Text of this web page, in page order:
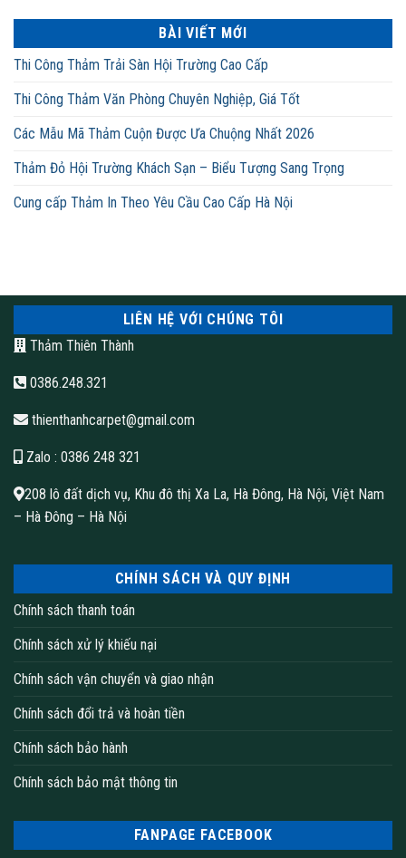
BÀI VIẾT MỚI
Thi Công Thảm Trải Sàn Hội Trường Cao Cấp
Thi Công Thảm Văn Phòng Chuyên Nghiệp, Giá Tốt
Các Mẫu Mã Thảm Cuộn Được Ưa Chuộng Nhất 2026
Thảm Đỏ Hội Trường Khách Sạn – Biểu Tượng Sang Trọng
Cung cấp Thảm In Theo Yêu Cầu Cao Cấp Hà Nội
LIÊN HỆ VỚI CHÚNG TÔI
Thảm Thiên Thành
0386.248.321
thienthanhcarpet@gmail.com
Zalo : 0386 248 321
208 lô đất dịch vụ, Khu đô thị Xa La, Hà Đông, Hà Nội, Việt Nam
– Hà Đông – Hà Nội
CHÍNH SÁCH VÀ QUY ĐỊNH
Chính sách thanh toán
Chính sách xử lý khiếu nại
Chính sách vận chuyển và giao nhận
Chính sách đổi trả và hoàn tiền
Chính sách bảo hành
Chính sách bảo mật thông tin
FANPAGE FACEBOOK